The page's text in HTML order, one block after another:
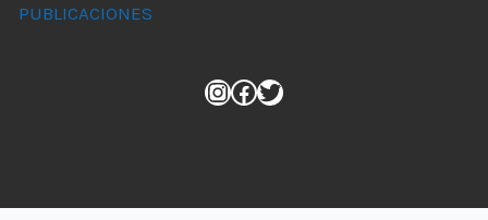
PUBLICACIONES
InstagramFacebook Twitter